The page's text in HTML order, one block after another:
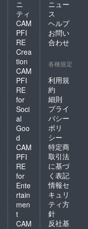
ニ
ティ
CAM
PFI
RE
Crea
tion
CAM
PFI
RE
for
Soci
al
Goo
d
CAM
PFI
RE
for
Ente
rtain
men
t
CAM
ニュー
ス
ヘルプ
お問い
合わせ
各種規定
利用規
約
細則
プライ
バシー
ポリ
シー
特定商
取引法
に基づ
く表記
情報セ
キュリ
ティ方
針
反社基